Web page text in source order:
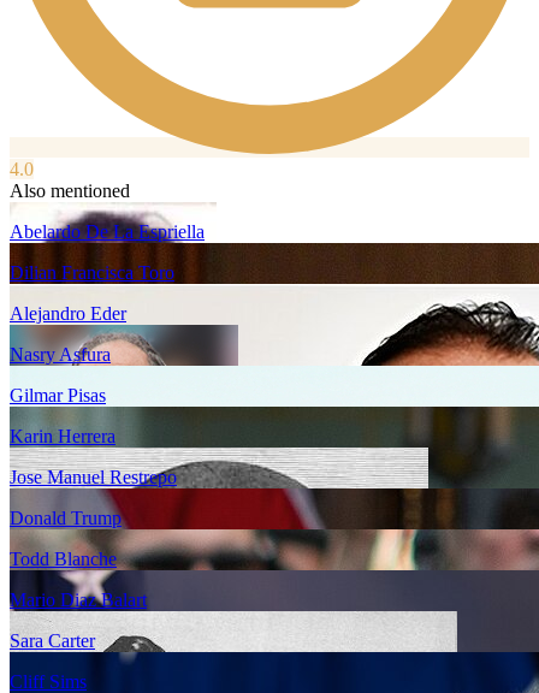
4.0
Also mentioned
Abelardo De La Espriella
Dilian Francisca Toro
Alejandro Eder
Nasry Asfura
Gilmar Pisas
Karin Herrera
Jose Manuel Restrepo
Donald Trump
Todd Blanche
Mario Diaz Balart
Sara Carter
Cliff Sims